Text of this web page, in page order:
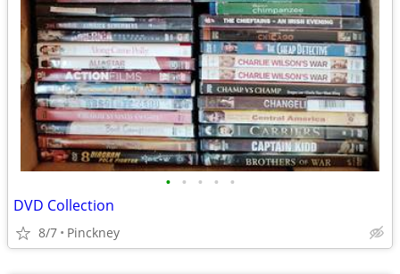
• • • • •
DVD Collection
8/7 Pinckney